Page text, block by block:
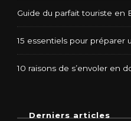
Guide du parfait touriste en
15 essentiels pour préparer
10 raisons de s’envoler en
Derniers articles